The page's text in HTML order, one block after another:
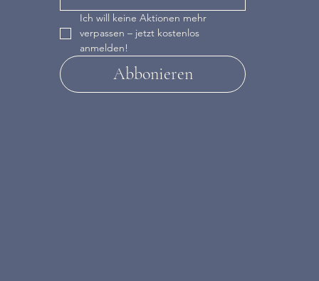
Ich will keine Aktionen mehr
verpassen – jetzt kostenlos
anmelden!
Abbonieren